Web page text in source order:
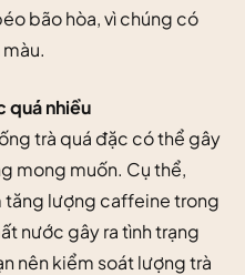
bão hòa, vì chúng có
quá nhiều
trà quá đặc có thể gây
mong muốn. Cụ thể,
tăng lượng caffeine trong
nước gây ra tình trạng
nên kiểm soát lượng trà